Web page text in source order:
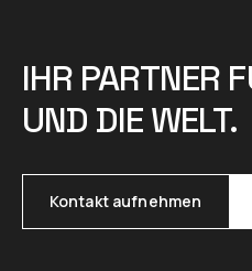
IHR PARTNER
UND DIE WELT.
Kontakt aufnehmen